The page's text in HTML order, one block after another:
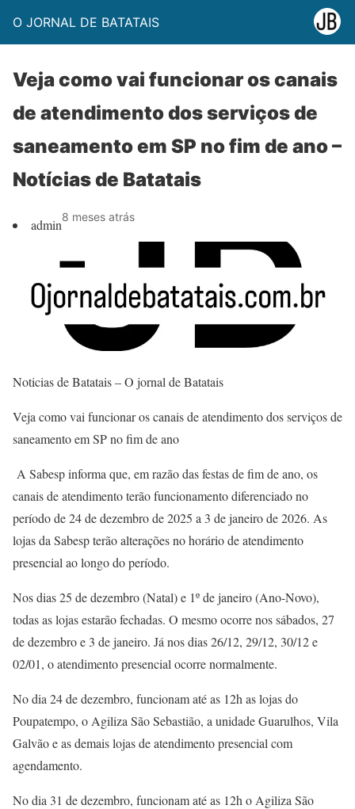
O JORNAL DE BATATAIS
Veja como vai funcionar os canais
de atendimento dos serviços de
saneamento em SP no fim de ano –
Notícias de Batatais
admin8 meses atrás
Noticias de Batatais – O jornal de Batatais
Veja como vai funcionar os canais de atendimento dos serviços de
saneamento em SP no fim de ano
A Sabesp informa que, em razão das festas de fim de ano, os
canais de atendimento terão funcionamento diferenciado no
período de 24 de dezembro de 2025 a 3 de janeiro de 2026. As
lojas da Sabesp terão alterações no horário de atendimento
presencial ao longo do período.
Nos dias 25 de dezembro (Natal) e 1º de janeiro (Ano-Novo),
todas as lojas estarão fechadas. O mesmo ocorre nos sábados, 27
de dezembro e 3 de janeiro. Já nos dias 26/12, 29/12, 30/12 e
02/01, o atendimento presencial ocorre normalmente.
No dia 24 de dezembro, funcionam até as 12h as lojas do
Poupatempo, o Agiliza São Sebastião, a unidade Guarulhos, Vila
Galvão e as demais lojas de atendimento presencial com
agendamento.
No dia 31 de dezembro, funcionam até as 12h o Agiliza São